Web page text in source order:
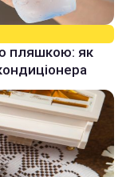
пляшкою: як